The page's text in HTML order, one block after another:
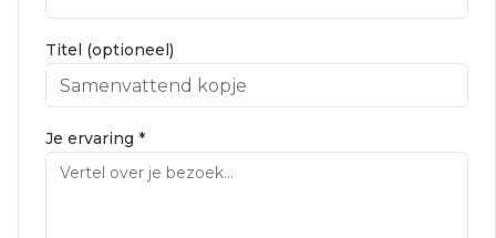
Titel (optioneel)
Je ervaring *